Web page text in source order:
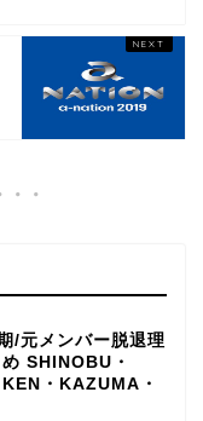
/元メンバー脱退理
SHINOBU・
・KAZUMA・